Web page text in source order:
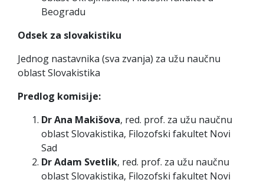
Beogradu
Odsek za slovakistiku
Jednog nastavnika (sva zvanja) za užu naučnu
oblast Slovakistika
Predlog komisije:
Dr Ana Makišova, red. prof. za užu naučnu
oblast Slovakistika, Filozofski fakultet Novi
Sad
Dr Adam Svetlik, red. prof. za užu naučnu
oblast Slovakistika, Filozofski fakultet Novi